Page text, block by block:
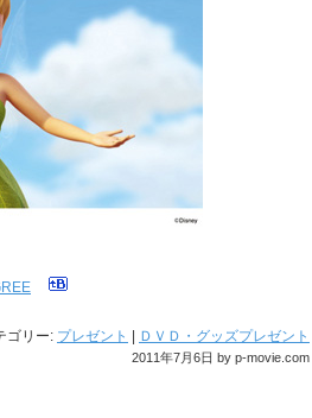
ゴリー: プレゼント ＤＶＤ・グッズプレゼント
2011年7月6日 by p-movie.com